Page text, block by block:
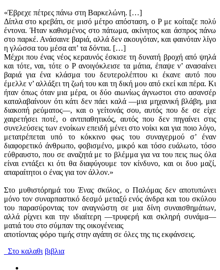
«Έβρεχε πέτρες πάνω στη Βαρκελώνη. […]
Δίπλα στο κρεβάτι, σε μισό μέτρο απόσταση, ο Ρ με κοίταζε πολύ
έντονα. Ήταν καθισμένος στο πάτωμα, ακίνητος και άσπρος πάνω
στο παρκέ. Ανάσαινε βαριά, αλλά δεν ακουγόταν, και φαινόταν λίγο
η γλώσσα του μέσα απ’ τα δόντια. […]
Μέχρι που ένας νέος κεραυνός έσκισε τη δυνατή βροχή από ψηλά
και τότε, ναι, τότε ο Ρ ανοιγόκλεισε τα μάτια, έπαψε ν’ ανασαίνει
βαριά για ένα κλάσμα του δευτερολέπτου κι έκανε αυτό που
έμελλε ν’ αλλάξει τη ζωή του και τη δική μου από εκεί και πέρα. Κι
ήταν όπως όταν μια μέρα, οι δύο αιωνίως άγνωστοι στο ασανσέρ
καταλαβαίνουν ότι κάτι δεν πάει καλά —μια μηχανική βλάβη, μια
διακοπή ρεύματος—, και ο γείτονάς σου, αυτός που δε σε είχε
χαιρετήσει ποτέ, ο αντιπαθητικός, αυτός που δεν πηγαίνει στις
συνελεύσεις των ενοίκων επειδή μένει στο νοίκι και για ποιο λόγο,
μετατρέπεται υπό το κόκκινο φως του συναγερμού σ’ έναν
διαφορετικό άνθρωπο, φοβισμένο, μικρό και τόσο ευάλωτο, τόσο
εύθραυστο, που σε αναζητά με το βλέμμα για να του πεις πως όλα
είναι εντάξει κι ότι θα διαφύγουμε τον κίνδυνο, και οι δυο μαζί,
απαραίτητοι ο ένας για τον άλλον.»
Στο μυθιστόρημά του Ένας σκύλος, ο Παλόμας δεν αποτυπώνει
μόνο τον συναρπαστικό δεσμό μεταξύ ενός άνδρα και του σκύλου
του παρασύροντας τον αναγνώστη σε μια δίνη συναισθημάτων,
αλλά ρίχνει και την ιδιαίτερη —τρυφερή και σκληρή συνάμα—
ματιά του στο σύμπαν της οικογένειας
αποτίοντας φόρο τιμής στην αγάπη σε όλες της τις εκφάνσεις.
Στο καλαθι βιβλια